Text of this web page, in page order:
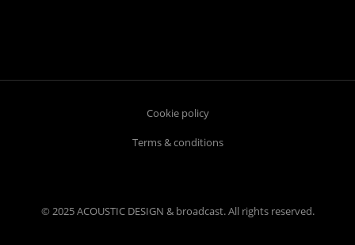
© 2025 ACOUSTIC DESIGN & broadcast. All rights reserved.
Cookie policy
Terms & conditions